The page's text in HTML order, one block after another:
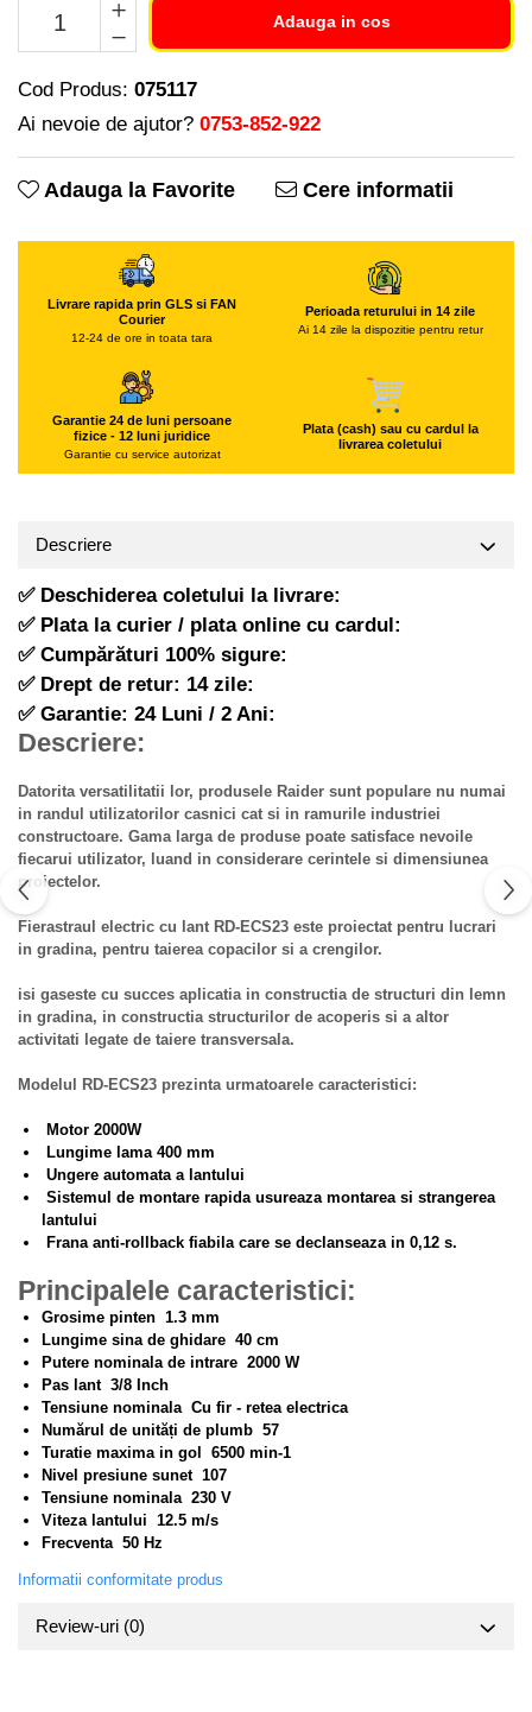
Piese si consumabile pentru
MOTOCOSITORI
Tocatoare fan, crengi, tulpini
Freze de zapada
Freze si carote
Generatoare
Lampi solare
Malaxoare
Macarale si electopalane
Masini de tencuit
Masini de taiat placi ceramice /
gresie / faianta / parchet
Masini de canelat
Motoare termice
Pistoale de impact electrice si
Pistoale de vopsit
Prelungitoare
Polizoare electrice de banc si
unghiulare
Rindele si freze pentru lemn
Redresoare auto - roboti de
pornire
Suflante cu aer cald
Scari metalice
Strungurii
Scule cu acumulator
Scule pentru electricieni
Truse de scule
Vibratoare beton
Convectoare
Purificatoare aer
Radiatoare
Sobe pe gaz
Ventilatoare
Chiuvete bucatarie
Deshidratoare
Dozatoare de apa
Fiare de calcat / Mese pentru
calcat
Forme de prajituri
Hote Telescopice
Hote Traditionale
Hote Incorporabile
Hote Country
Hote Insula
Hote Cupolare
Accesorii, consumabile hote
Masini de carnati ( CARNATARI )
Masini de spalat vase
Masini de spalat vase incorporabile
Masini de spalat vase independente
Masini de spalat rufe
Masini de spalat rufe verticale
Masini de spalat rufe incorporabile
Masini de facut paine
Pachete electrocasnice
incorporabile
Seturi oale
Storcatoare de fructe
Televizoare
Adauga in cos
Cod Produs: 075117
Ai nevoie de ajutor? 0753-852-922
Adauga la Favorite Cere informatii
Livrare rapida prin GLS si FAN
Courier
12-24 de ore in toata tara
Perioada returului in 14 zile
Ai 14 zile la dispozitie pentru retur
Garantie 24 de luni persoane
fizice - 12 luni juridice
Garantie cu service autorizat
Plata (cash) sau cu cardul la
livrarea coletului
Descriere
✅ Deschiderea coletului la livrare:
✅ Plata la curier / plata online cu cardul:
✅ Cumpărături 100% sigure:
✅ Drept de retur: 14 zile:
✅ Garantie: 24 Luni / 2 Ani:
Descriere:
Datorita versatilitatii lor, produsele Raider sunt populare nu numai
in randul utilizatorilor casnici cat si in ramurile industriei
constructoare. Gama larga de produse poate satisface nevoile
fiecarui utilizator, luand in considerare cerintele si dimensiunea
proiectelor.
Fierastraul electric cu lant RD-ECS23 este proiectat pentru lucrari
in gradina, pentru taierea copacilor si a crengilor.
isi gaseste cu succes aplicatia in constructia de structuri din lemn
in gradina, in constructia structurilor de acoperis si a altor
activitati legate de taiere transversala.
Modelul RD-ECS23 prezinta urmatoarele caracteristici:
Motor 2000W
Lungime lama 400 mm
Ungere automata a lantului
Sistemul de montare rapida usureaza montarea si strangerea
lantului
Frana anti-rollback fiabila care se declanseaza in 0,12 s.
Principalele caracteristici:
Grosime pinten 1.3 mm
Lungime sina de ghidare 40 cm
Putere nominala de intrare 2000 W
Pas lant 3/8 Inch
Tensiune nominala Cu fir - retea electrica
Numărul de unități de plumb 57
Turatie maxima in gol 6500 min-1
Nivel presiune sunet 107
Tensiune nominala 230 V
Viteza lantului 12.5 m/s
Frecventa 50 Hz
Informatii conformitate produs
Review-uri (0)